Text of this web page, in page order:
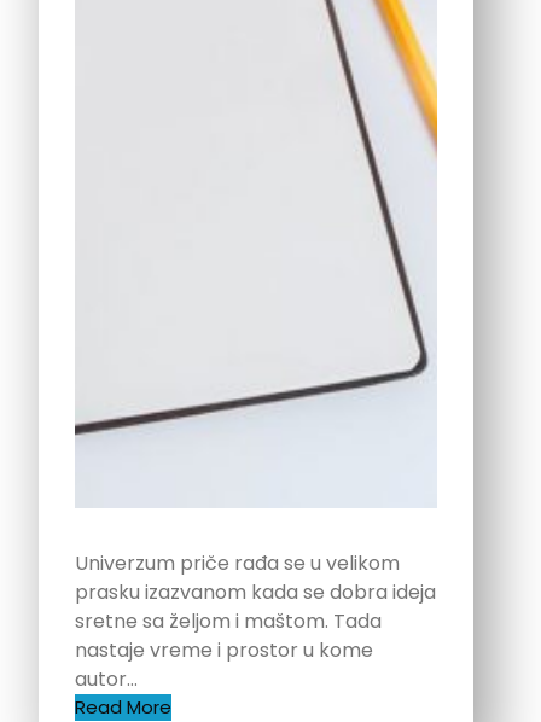
Univerzum priče rađa se u velikom
prasku izazvanom kada se dobra ideja
sretne sa željom i maštom. Tada
nastaje vreme i prostor u kome
autor…
Read More